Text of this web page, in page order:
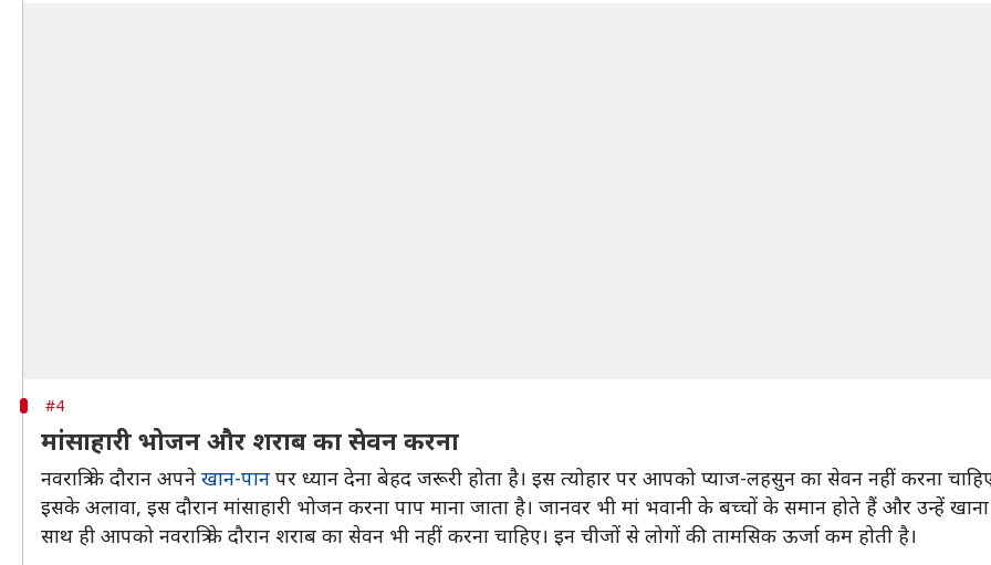
#4
मांसाहारी भोजन और शराब का सेवन करना
नवरात्रि के दौरान अपने खान-पान पर ध्यान देना बेहद जरूरी होता है। इस त्योहार पर आपको प्याज-लहसुन का सेवन नहीं करना
इसके अलावा, इस दौरान मांसाहारी भोजन करना पाप माना जाता है। जानवर भी मां भवानी के बच्चों के समान होते हैं और उन्हें
साथ ही आपको नवरात्रि के दौरान शराब का सेवन भी नहीं करना चाहिए। इन चीजों से लोगों की तामसिक ऊर्जा कम होती है।